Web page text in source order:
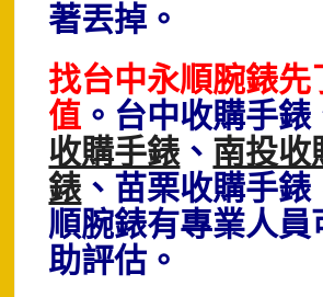
著丟掉。
找台中永順腕錶先
值 。 台中收購手錶
收購手錶、南投收
錶、苗栗收購手錶
順腕錶有專業人員
助評估。